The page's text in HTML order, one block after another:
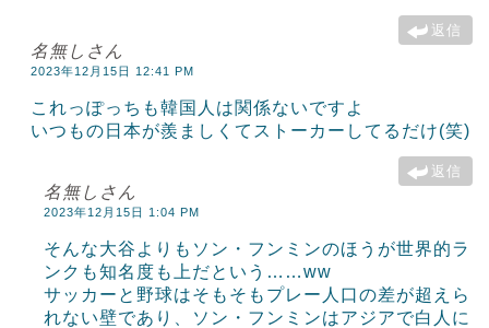
返信
名無しさん
2023年12月15日 12:41 PM
これっぽっちも韓国人は関係ないですよ
いつもの日本が羨ましくてストーカーしてるだけ(笑)
返信
名無しさん
2023年12月15日 1:04 PM
そんな大谷よりもソン・フンミンのほうが世界的ラ
ンクも知名度も上だという……ww
サッカーと野球はそもそもプレー人口の差が超えら
れない壁であり、ソン・フンミンはアジアで白人に